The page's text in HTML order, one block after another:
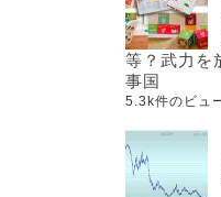
等？武力を
事国
5.3k件のビュ